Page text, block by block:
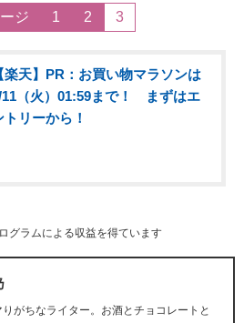
ジ 1 2 3
楽天】PR：お買い物マラソンは
11（火）01:59まで！ まずはエ
トリーから！
グラムによる収益を得ています
がちなライター。お酒とチョコレートと